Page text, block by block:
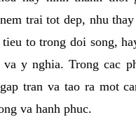
trai tot dep, nhu
to trong doi song,
y nghia. Trong cac
tran va tao ra mot
va hanh phuc.